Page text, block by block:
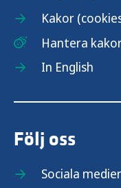
Kakor
Hantera
In English
Följ oss
Sociala medier